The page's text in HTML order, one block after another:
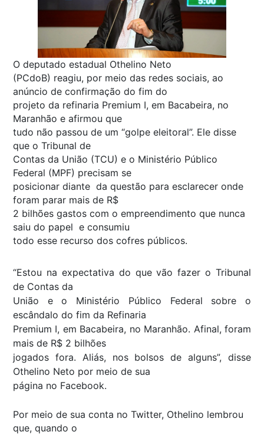
O deputado estadual Othelino Neto
(PCdoB) reagiu, por meio das redes sociais, ao
anúncio de confirmação do fim do
projeto da refinaria Premium I, em Bacabeira, no
Maranhão e afirmou que
tudo não passou de um “golpe eleitoral”. Ele disse
que o Tribunal de
Contas da União (TCU) e o Ministério Público
Federal (MPF) precisam se
posicionar diante da questão para esclarecer onde
foram parar mais de R$
2 bilhões gastos com o empreendimento que nunca
saiu do papel e consumiu
todo esse recurso dos cofres públicos.
“Estou na expectativa do que vão fazer o Tribunal
de Contas da
União e o Ministério Público Federal sobre o
escândalo do fim da Refinaria
Premium I, em Bacabeira, no Maranhão. Afinal, foram
mais de R$ 2 bilhões
jogados fora. Aliás, nos bolsos de alguns”, disse
Othelino Neto por meio de sua
página no Facebook.
Por meio de sua conta no Twitter, Othelino lembrou
que, quando o